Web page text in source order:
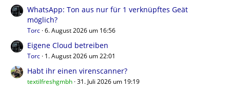
WhatsApp: Ton aus nur für 1 verknüpftes Geät
möglich?
Torc 6. August 2026 um 16:56
Eigene Cloud betreiben
Torc 1. August 2026 um 22:01
Habt ihr einen virenscanner?
textilfreshgmbh 31. Juli 2026 um 19:19